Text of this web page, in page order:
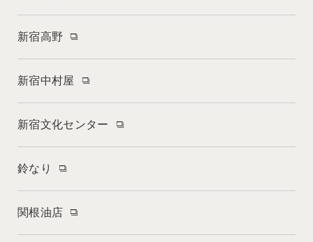
新宿高野
新宿中村屋
新宿文化センター
鈴なり
関根油店